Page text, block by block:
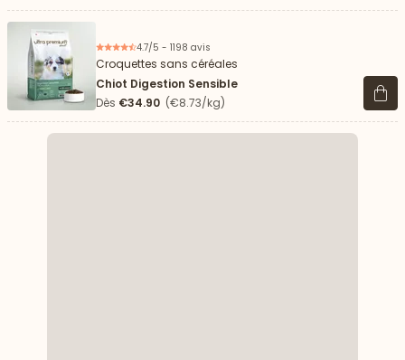
4.7/5 - 1198 avis
Croquettes sans céréales
Chiot Digestion Sensible
Dès €34.90 (€8.73/kg) Voir